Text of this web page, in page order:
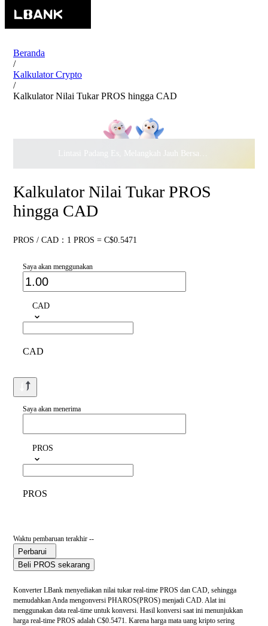
Beranda
/
Kalkulator Crypto
/
Kalkulator Nilai Tukar PROS hingga CAD
Lintasi Padang Es, Melangkah Jauh Bersama · Rayakan
Kalkulator Nilai Tukar PROS
hingga CAD
PROS / CAD：1 PROS = C$0.5471
Saya akan menggunakan
CAD
CAD
Saya akan menerima
PROS
PROS
Waktu pembaruan terakhir --
Perbarui
Beli PROS sekarang
Konverter LBank menyediakan nilai tukar real-time PROS dan CAD, sehingga
memudahkan Anda mengonversi PHAROS(PROS) menjadi CAD. Alat ini
menggunakan data real-time untuk konversi. Hasil konversi saat ini menunjukkan
harga real-time PROS adalah C$0.5471. Karena harga mata uang kripto sering